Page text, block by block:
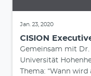
Jan. 23, 2020
CISION
Gemeinsam mit Dr.
Universität
Thema: “Wann